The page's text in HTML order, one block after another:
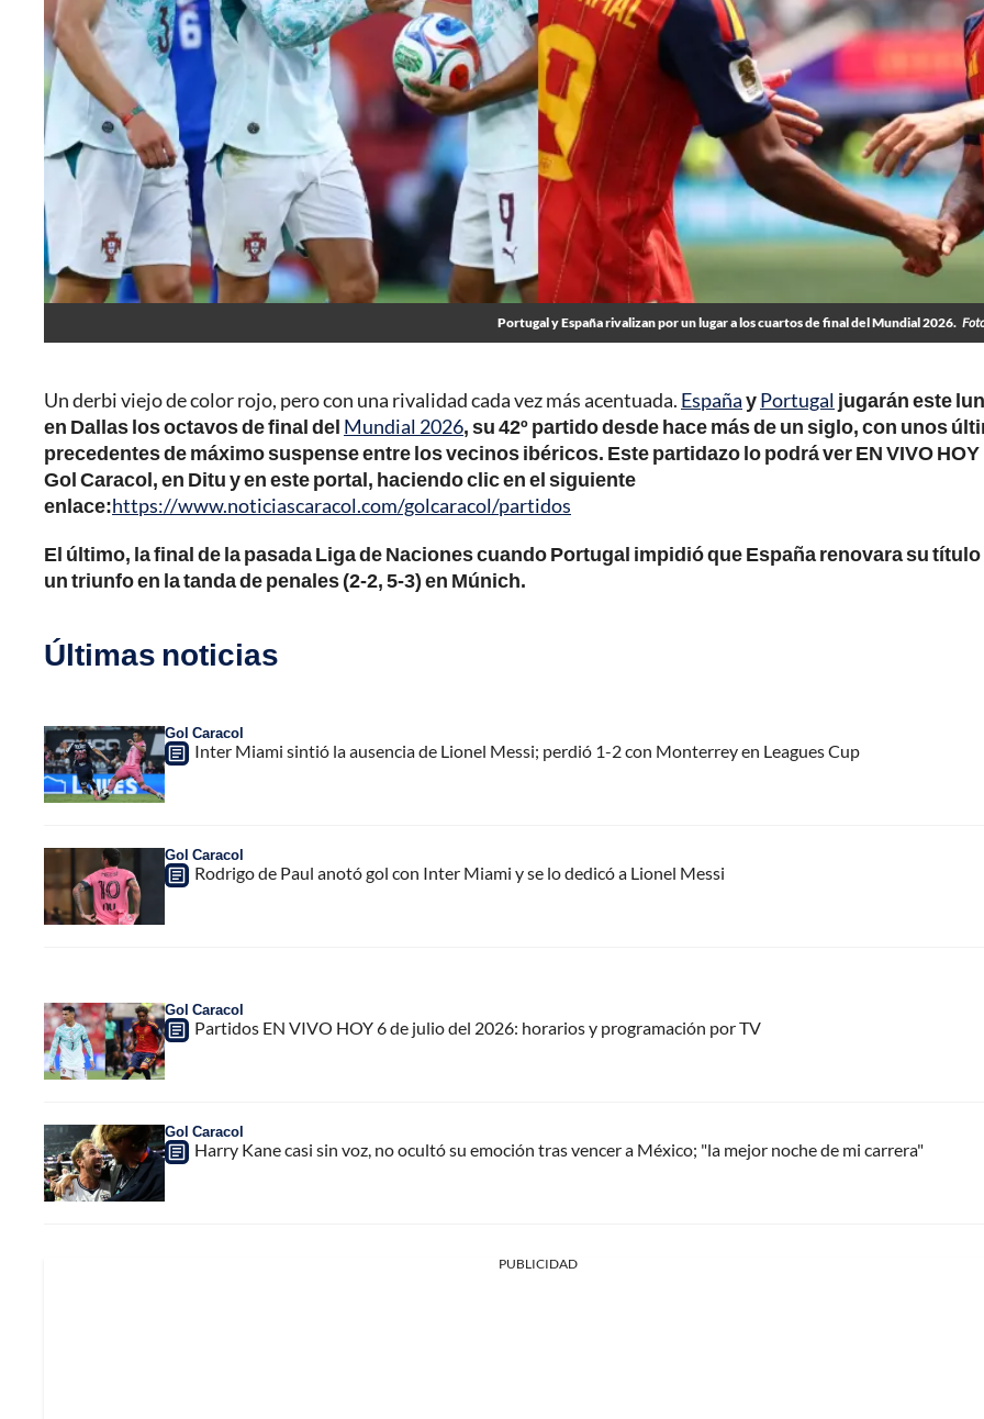
Portugal y España rivalizan por un lugar a los cuartos de final del Mundial 2026.
Un derbi viejo de color rojo, pero con una rivalidad cada vez más acentuada. EspañayPortugal jugarán este
en Dallas los octavos de final del Mundial 2026, su 42º partido desde hace más de un siglo, con unos
precedentes de máximo suspense entre los vecinos ibéricos. Este partidazo lo podrá ver EN VIVO
Gol Caracol, en Ditu y en este portal, haciendo clic en el siguiente
enlace:https://www.noticiascaracol.com/golcaracol/partidos
El último, la final de la pasada Liga de Naciones cuando Portugal impidió que España renovara su
un triunfo en la tanda de penales (2-2, 5-3) en Múnich.
Últimas noticias
Gol Caracol
Inter Miami sintió la ausencia de Lionel Messi; perdió 1-2 con Monterrey en Leagues Cup
Gol Caracol
Rodrigo de Paul anotó gol con Inter Miami y se lo dedicó a Lionel Messi
Gol Caracol
Partidos EN VIVO HOY 6 de julio del 2026: horarios y programación por TV
Gol Caracol
Harry Kane casi sin voz, no ocultó su emoción tras vencer a México; "la mejor noche de mi carrera"
PUBLICIDAD